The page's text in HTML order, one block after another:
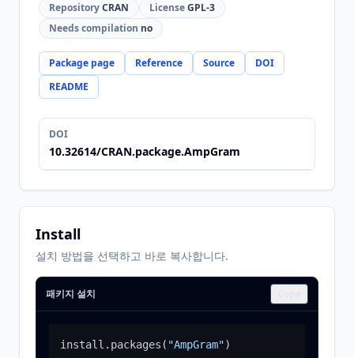
RepositoryCRAN LicenseGPL-3
Needs compilation no
Package page Reference Source
DOI
README
DOI
10.32614/CRAN.package.AmpGram
Install
설치 방법을 선택하고 바로 복사합니다.
패키지 설치
install.packages ( "AmpGram")